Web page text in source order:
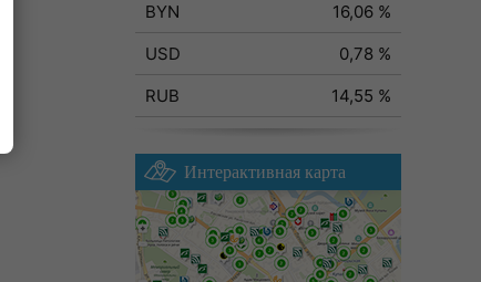
BYN
16,06 %
USD
0,78 %
RUB
14,55 %
Интерактивная карта